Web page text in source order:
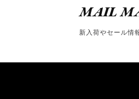
MAIL
新入荷やセール情